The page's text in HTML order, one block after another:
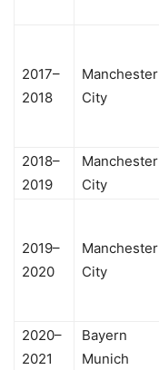
2017–
2018
Manchester
City
2018–
2019
Manchester
City
2019–
2020
Manchester
City
2020–
2021
Bayern
Munich